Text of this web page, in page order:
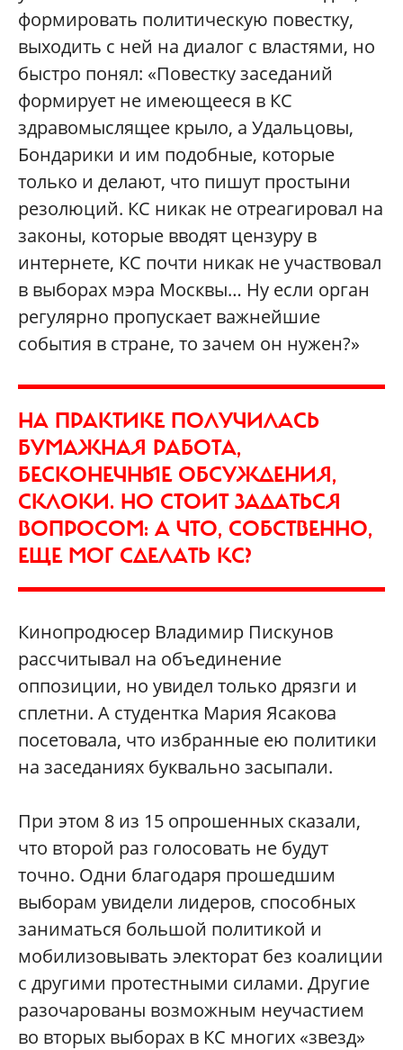
формировать политическую повестку,
выходить с ней на диалог с властями, но
быстро понял: «Повестку заседаний
формирует не имеющееся в КС
здравомыслящее крыло, а Удальцовы,
Бондарики и им подобные, которые
только и делают, что пишут простыни
резолюций. КС никак не отреагировал на
законы, которые вводят цензуру в
интернете, КС почти никак не участвовал
в выборах мэра Москвы… Ну если орган
регулярно пропускает важнейшие
события в стране, то зачем он нужен?»
НА ПРАКТИКЕ ПОЛУЧИЛАСЬ
БУМАЖНАЯ РАБОТА,
БЕСКОНЕЧНЫЕ ОБСУЖДЕНИЯ,
СКЛОКИ. НО СТОИТ ЗАДАТЬСЯ
ВОПРОСОМ: А ЧТО, СОБСТВЕННО,
ЕЩЕ МОГ СДЕЛАТЬ КС?
Кинопродюсер Владимир Пискунов
рассчитывал на объединение
оппозиции, но увидел только дрязги и
сплетни. А студентка Мария Ясакова
посетовала, что избранные ею политики
на заседаниях буквально засыпали.
При этом 8 из 15 опрошенных сказали,
что второй раз голосовать не будут
точно. Одни благодаря прошедшим
выборам увидели лидеров, способных
заниматься большой политикой и
мобилизовывать электорат без коалиции
с другими протестными силами. Другие
разочарованы возможным неучастием
во вторых выборах в КС многих «звезд»